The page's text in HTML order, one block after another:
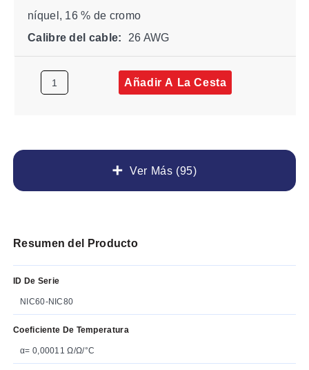
Ver Más (95)
níquel, 16 % de cromo
Calibre del cable:
26 AWG
Añadir A La Cesta
Resumen del Producto
ID De Serie
NIC60-NIC80
Coeficiente De Temperatura
α= 0,00011 Ω/Ω/°C